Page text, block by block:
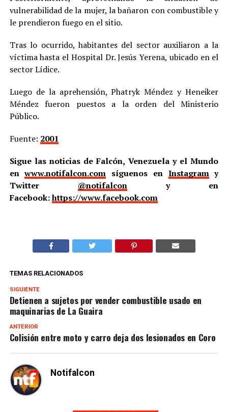
vulnerabilidad de la mujer, la bañaron con combustible y
le prendieron fuego en el sitio.
Tras lo ocurrido, habitantes del sector auxiliaron a la
víctima hasta el Hospital Dr. Jesús Yerena, ubicado en el
sector Lídice.
Luego de la aprehensión, Phatryk Méndez y Heneiker
Méndez fueron puestos a la orden del Ministerio
Público.
Fuente: 2001
Sigue las noticias de Falcón, Venezuela y el Mundo
enwww.notifalcon.com síguenos en Instagramy
Twitter @notifalcony en
Facebook:https://www.facebook.com
TEMAS RELACIONADOS
SIGUIENTE
Detienen a sujetos por vender combustible usado en
maquinarias de La Guaira
ANTERIOR
Colisión entre moto y carro deja dos lesionados en Coro
Notifalcon